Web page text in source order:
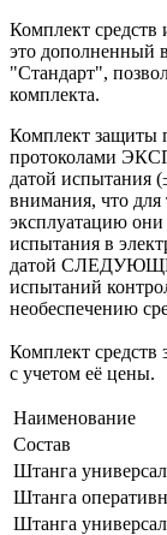
Комплект
это дополненный
"Стандарт",
комплекта.
Комплект защиты
протоколами
датой испытания
внимания, что для
эксплуатацию
испытания в
датой
испытаний
необеспечению
Комплект средств
с учетом её цены.
Наименование
Состав
Штанга
Штанга
Штанга